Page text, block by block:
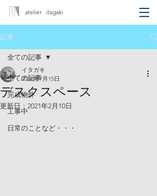
atelier itagaki
記事
全ての記事
完成物件
工事中
日常のことなど・・・
全ての記事
デスクスペース
イタガキ
2020年7月15日
更新日： 2021年2月10日